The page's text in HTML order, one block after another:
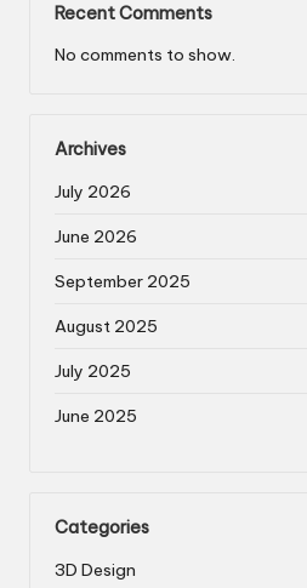
Recent Comments
No comments to show.
Archives
July 2026
June 2026
September 2025
August 2025
July 2025
June 2025
Categories
3D Design